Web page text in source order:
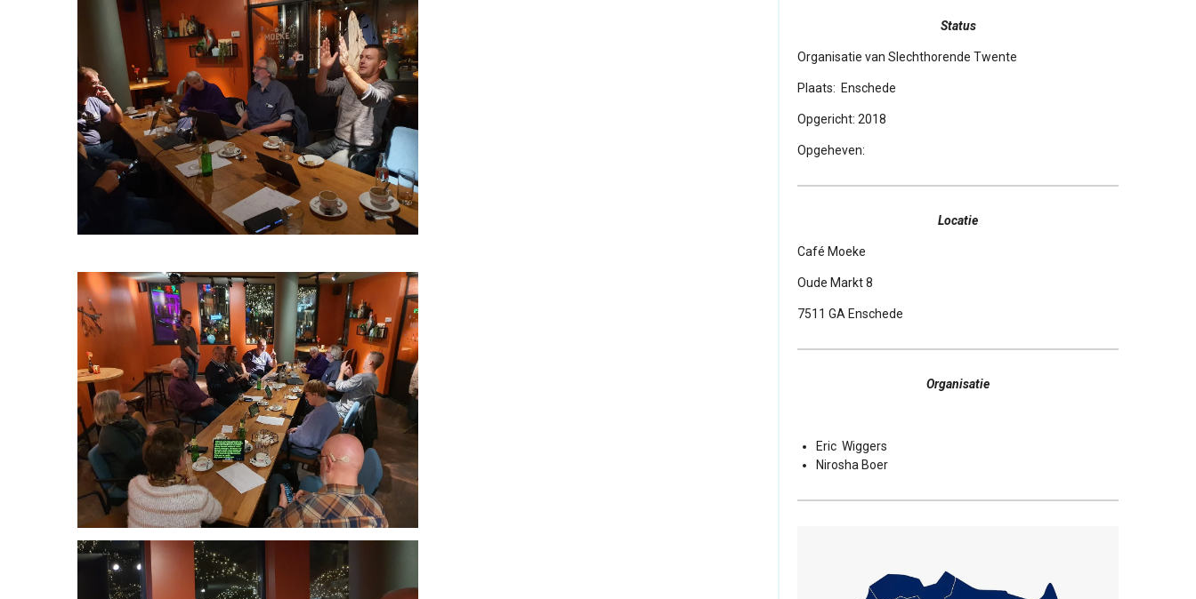
Status
Organisatie van Slechthorende Twente
Plaats: Enschede
Opgericht: 2018
Opgeheven:
Locatie
Café Moeke
Oude Markt 8
7511 GA Enschede
Organisatie
Eric Wiggers
Nirosha Boer